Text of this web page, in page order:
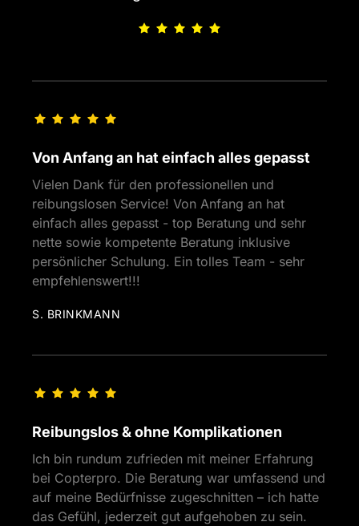
Von Anfang an hat einfach alles gepasst
Vielen Dank für den professionellen und
reibungslosen Service! Von Anfang an hat
einfach alles gepasst - top Beratung und sehr
nette sowie kompetente Beratung inklusive
persönlicher Schulung. Ein tolles Team - sehr
empfehlenswert!!!
S. BRINKMANN
Reibungslos & ohne Komplikationen
Ich bin rundum zufrieden mit meiner Erfahrung
bei Copterpro. Die Beratung war umfassend und
auf meine Bedürfnisse zugeschnitten – ich hatte
das Gefühl, jederzeit gut aufgehoben zu sein.